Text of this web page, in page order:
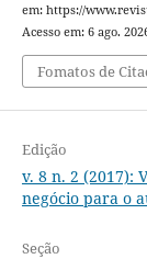
em: https://
Acesso em: 6 ago.
Fomatos de
Edição
v. 8 n. 2 (2017):
negócio para o
Seção